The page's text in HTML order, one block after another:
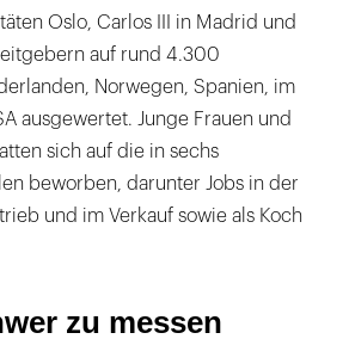
Oslo, Carlos III in Madrid und
auf rund 4.300
Norwegen, Spanien, im
ausgewertet. Junge Frauen und
sich auf die in sechs
beworben, darunter Jobs in der
und im Verkauf sowie als Koch
zu messen